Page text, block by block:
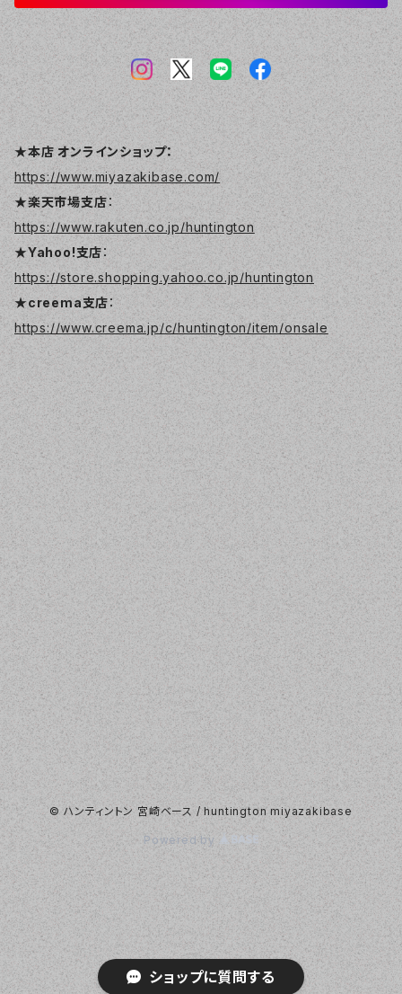
ショップに質問する
★本店 オンラインショップ：
https://www.miyazakibase.com/
★楽天市場支店：
https://www.rakuten.co.jp/huntington
★Yahoo!支店：
https://store.shopping.yahoo.co.jp/huntington
★creema支店：
https://www.creema.jp/c/huntington/item/onsale
© ハンティントン 宮崎ベース / huntington miyazakibase
Powered by